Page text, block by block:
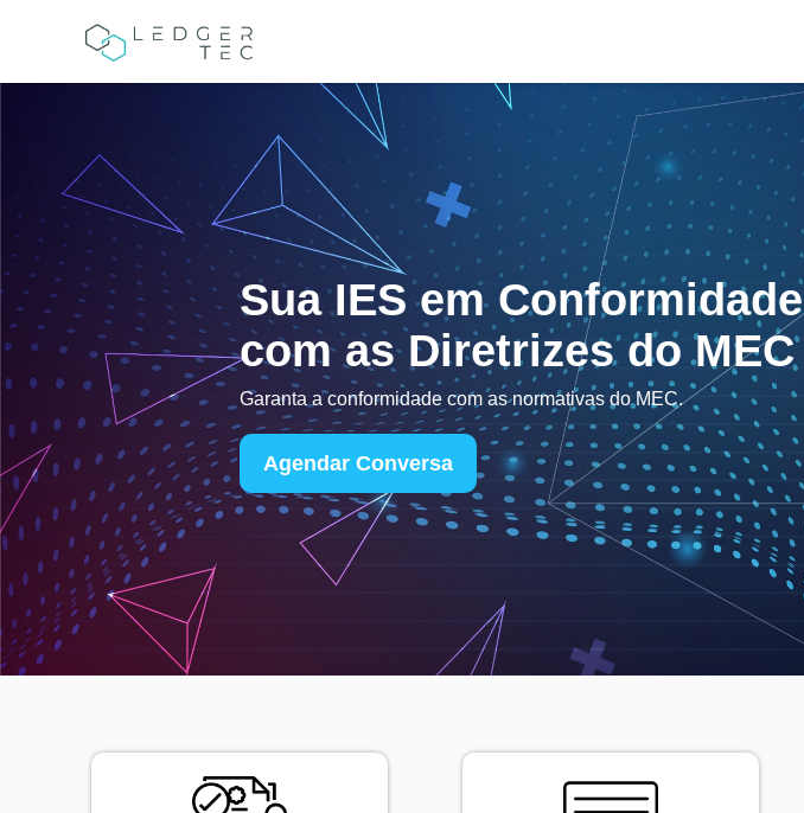
Sua IES em Conformidade
com as Diretrizes do MEC
Garanta a conformidade com as normativas do MEC.
Agendar Conversa